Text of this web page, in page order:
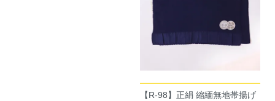
【R-98】正絹 縮緬無地帯揚げ